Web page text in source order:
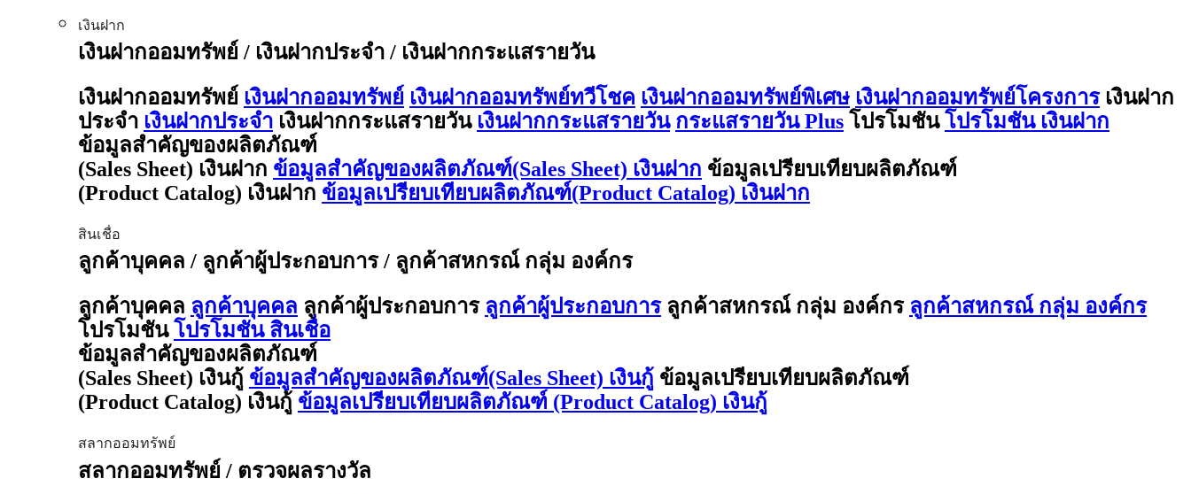
เงินฝาก
เงินฝากออมทรัพย์ / เงินฝากประจำ / เงินฝากกระแสรายวัน
เงินฝากออมทรัพย์ เงินฝากออมทรัพย์ เงินฝากออมทรัพย์ทวีโชค เงินฝากออมทรัพย์พิเศษ เงินฝากออมทรัพย์โครงการ เงินฝาก
ประจำ เงินฝากประจำ เงินฝากกระแสรายวัน เงินฝากกระแสรายวัน กระแสรายวัน Plus โปรโมชัน โปรโมชัน เงินฝาก
ข้อมูลสำคัญของผลิตภัณฑ์
(Sales Sheet) เงินฝาก ข้อมูลสำคัญของผลิตภัณฑ์(Sales Sheet) เงินฝาก ข้อมูลเปรียบเทียบผลิตภัณฑ์
(Product Catalog) เงินฝาก ข้อมูลเปรียบเทียบผลิตภัณฑ์(Product Catalog) เงินฝาก
สินเชื่อ
ลูกค้าบุคคล / ลูกค้าผู้ประกอบการ / ลูกค้าสหกรณ์ กลุ่ม องค์กร
ลูกค้าบุคคล ลูกค้าบุคคล ลูกค้าผู้ประกอบการ ลูกค้าผู้ประกอบการ ลูกค้าสหกรณ์ กลุ่ม องค์กร ลูกค้าสหกรณ์ กลุ่ม องค์กร
โปรโมชัน โปรโมชัน สินเชื่อ
ข้อมูลสำคัญของผลิตภัณฑ์
(Sales Sheet) เงินกู้ ข้อมูลสำคัญของผลิตภัณฑ์(Sales Sheet) เงินกู้ ข้อมูลเปรียบเทียบผลิตภัณฑ์
(Product Catalog) เงินกู้ ข้อมูลเปรียบเทียบผลิตภัณฑ์ (Product Catalog) เงินกู้
สลากออมทรัพย์
สลากออมทรัพย์ / ตรวจผลรางวัล